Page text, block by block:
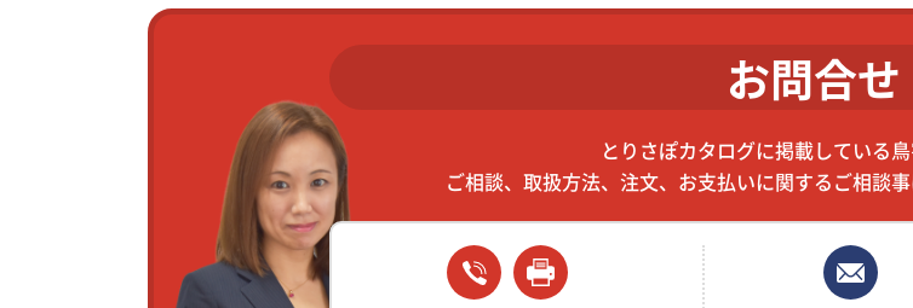
お問合せ
とりさぽカタログに掲載している
ご相談、取扱方法、注文、お支払いに関するご相談